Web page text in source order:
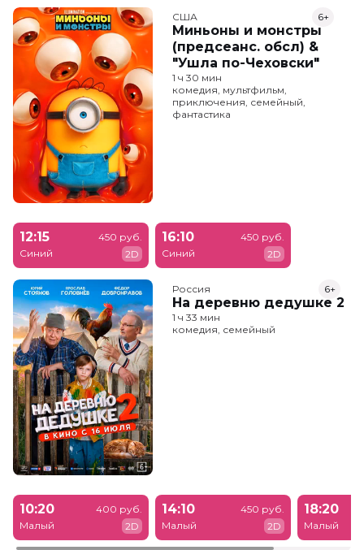
США
Миньоны и монстры
(предсеанс. обсл) &
"Ушла по-Чеховски"
6+
1 ч 30 мин
комедия, мультфильм,
приключения, семейный,
фантастика
12:15
Синий
450 руб.
2D
16:10
Синий
450 руб.
2D
Россия
На деревню дедушке 2
6+
1 ч 33 мин
комедия, семейный
10:20
Малый
400 руб.
2D
14:10
Малый
450 руб.
2D
18:20
Малый